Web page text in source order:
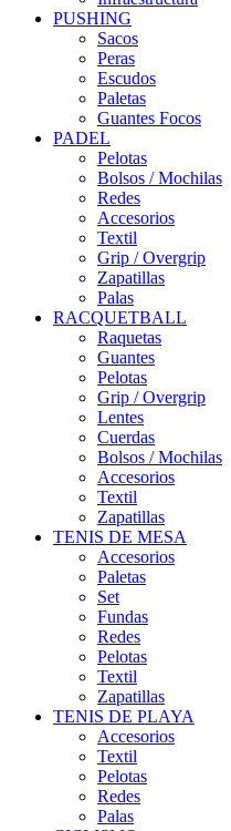
PUSHING
Sacos
Peras
Escudos
Paletas
Guantes Focos
PADEL
Pelotas
Bolsos / Mochilas
Redes
Accesorios
Textil
Grip / Overgrip
Zapatillas
Palas
RACQUETBALL
Raquetas
Guantes
Pelotas
Grip / Overgrip
Lentes
Cuerdas
Bolsos / Mochilas
Accesorios
Textil
Zapatillas
TENIS DE MESA
Accesorios
Paletas
Set
Fundas
Redes
Pelotas
Textil
Zapatillas
TENIS DE PLAYA
Accesorios
Textil
Pelotas
Redes
Palas